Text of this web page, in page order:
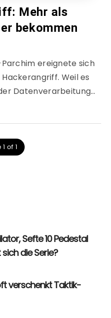
Mehr als
bekommen
ereignete sich
Weil es
Datenverarbeitung…
of 1